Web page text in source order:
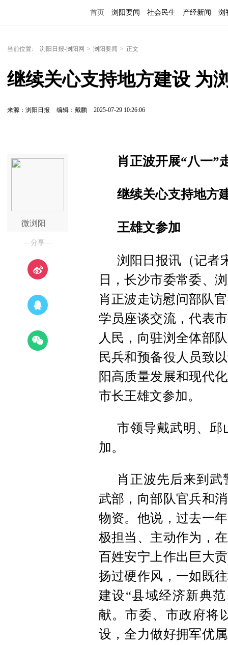
首页 浏阳要闻 社会民生 产经新闻 浏
当前位置: 浏阳日报-浏阳网 > 浏阳要闻 > 正文
继续关心支持地方建设 为
来源：浏阳日报 编辑：戴鹏 2025-07-29 10:26:06
微浏阳
—分享—
肖正波开展“八一”
继续关心支持地方
王雄文参加
浏阳日报讯（记者
日，长沙市委常委、
肖正波走访慰问部队
学员座谈交流，代表
人民，向驻浏全体部
民兵和预备役人员致
阳高质量发展和现代
市长王雄文参加。
市领导戴武明、邱
加。
肖正波先后来到
武部，向部队官兵和
物资。他说，过去一
极担当、主动作为，
百姓安宁上作出巨大
扬过硬作风，一如既
建设“县域经济新典
献。市委、市政府将
设，全力做好拥军优